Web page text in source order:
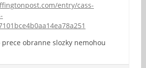
entry/cass-
prece obranne slozky nemohou